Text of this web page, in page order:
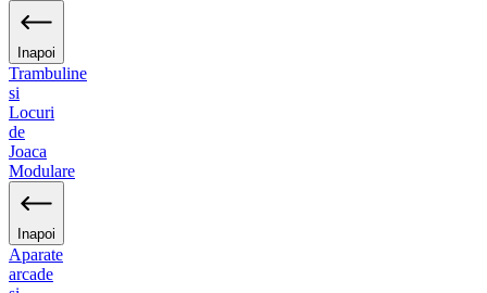
Inapoi
Trambuline
si
Locuri
de
Joaca
Modulare
Inapoi
Aparate
arcade